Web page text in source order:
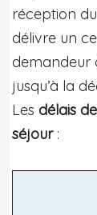
réception
délivre un
demandeur
jusqu’à la
Les délais
séjour: